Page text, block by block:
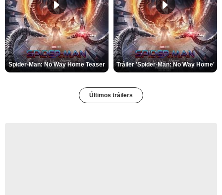
Spider-Man: No Way Home Teaser Tráiler 'Spider-Man: No Way Home'
Últimos tráilers